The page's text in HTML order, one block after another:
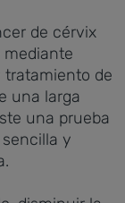
de cérvix
tratamiento de
una larga
una prueba
y